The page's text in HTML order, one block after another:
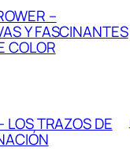
–
Y FASCINANTES
COLOR
LOS TRAZOS DE